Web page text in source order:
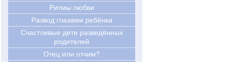
Ритмы любви
Развод глазами ребёнка
Счастливые дети разведённых
родителей
Отец или отчим?